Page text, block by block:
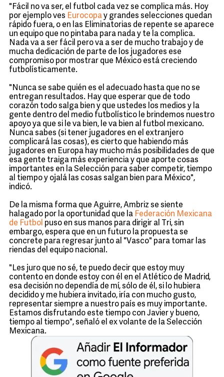
"Fácil no va ser, el futbol cada vez se complica más. Hoy
por ejemplo ves Eurocopay grandes selecciones quedan
rápido fuera, o en las Eliminatorias de repente se aparece
un equipo que no pintaba para nada y te la complica.
Nada va a ser fácil pero va a ser de mucho trabajo y de
mucha dedicación de parte de los jugadores ese
compromiso por mostrar que México está creciendo
futbolísticamente.
"Nunca se sabe quién es el adecuado hasta que no se
entregan resultados. Hay que esperar que de todo
corazón todo salga bien y que ustedes los medios y la
gente dentro del medio futbolístico le brindemos nuestro
apoyo ya que si le va bien, le va bien al futbol mexicano.
Nunca sabes (si tener jugadores en el extranjero
complicará las cosas), es cierto que habiendo más
jugadores en Europa hay mucho más posibilidades de que
esa gente traiga más experiencia y que aporte cosas
importantes en la Selección para saber competir, tiempo
al tiempo y ojalá las cosas salgan bien para México",
indicó.
De la misma forma que Aguirre, Ambriz se siente
halagado por la oportunidad que la Federación Mexicana
de Futbol puso en sus manos para dirigir al Tri, sin
embargo, espera que en un futuro la propuesta se
concrete para regresar junto al "Vasco" para tomar las
riendas del equipo nacional.
"Les juro que no sé, te puedo decir que estoy muy
contento en donde estoy con él en el Atlético de Madrid,
esa decisión no dependía de mí, sólo de él, si lo hubiera
decidido y me hubiera invitado, iría con mucho gusto,
representar siempre a nuestro país es muy importante.
Estamos disfrutando este tiempo con Javier y bueno,
tiempo al tiempo", señaló el ex volante de la Selección
Mexicana.